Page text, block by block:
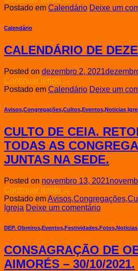
Postado em Calendário Deixe um
Calendário
CALENDÁRIO DE
Posted on dezembro 2, 2021
Continuar lendo →
Postado em Calendário Deixe um
Avisos,Congregações,Cultos,Eventos,Noticias
CULTO DE CEIA.
TODAS AS
JUNTAS NA SEDE.
Posted on novembro 13, 2021
Continuar lendo →
Postado emAvisos,Congregações,
Igreja Deixe um comentário
DEP. Obreiros,Eventos,Festividades,Fotos,
CONSAGRAÇÃO DE
AIMORÉS – 30/10/2021.